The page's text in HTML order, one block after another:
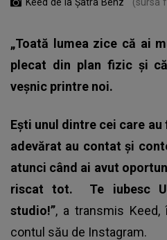
„Toată lumea zice că ai
plecat din plan fizic și
veșnic printre noi.
Ești unul dintre cei care
adevărat au contat și
atunci când ai avut
riscat tot. Te iubesc
studio!”, a transmis
contul său de Instagram.